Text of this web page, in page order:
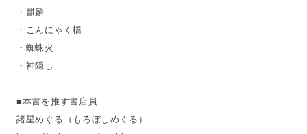
・麒麟
・こんにゃく橋
・蜘蛛火
・神隠し
■本書を推す書店員
諸星めぐる（もろぼしめぐる）